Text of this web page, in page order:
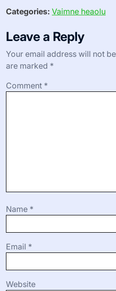
Categories: Vaimne heaolu
Leave a Reply
Your email address will not
are marked *
Comment *
Name *
Email *
Website